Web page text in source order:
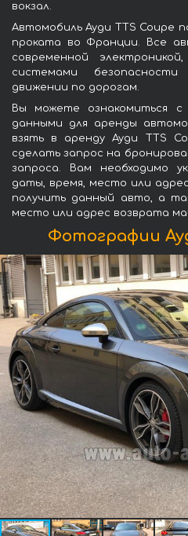
вокзал.
Автомобиль Ауди TTS Coupe
проката во Франции. Все
современной
системами
движении по дорогам.
Вы можете ознакомиться
данными для аренды
взять в аренду Ауди TTS
сделать запрос на
запроса. Вам необходимо
даты, время, место или
получить данный авто, а
место или адрес возврата
Фотографии